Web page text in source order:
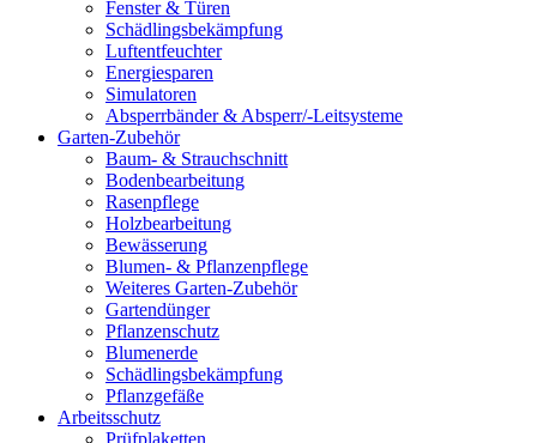
Fenster & Türen
Schädlingsbekämpfung
Luftentfeuchter
Energiesparen
Simulatoren
Absperrbänder & Absperr/-Leitsysteme
Garten-Zubehör
Baum- & Strauchschnitt
Bodenbearbeitung
Rasenpflege
Holzbearbeitung
Bewässerung
Blumen- & Pflanzenpflege
Weiteres Garten-Zubehör
Gartendünger
Pflanzenschutz
Blumenerde
Schädlingsbekämpfung
Pflanzgefäße
Arbeitsschutz
Prüfplaketten